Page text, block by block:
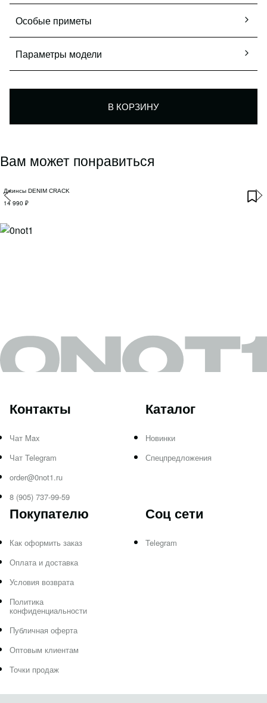
Особые приметы
Параметры модели
В КОРЗИНУ
Вам может понравиться
Джинсы DENIM CRACK
14 990 ₽
Каталог
Новинки
Спецпредложения
Покупателю
Как оформить заказ
Оплата и доставка
Условия возврата
Политика
конфиденциальности
Публичная оферта
Оптовым клиентам
Точки продаж
Контакты
Чат Max
Чат Telegram
order@0not1.ru
8 (905) 737-99-59
Соц сети
Telegram